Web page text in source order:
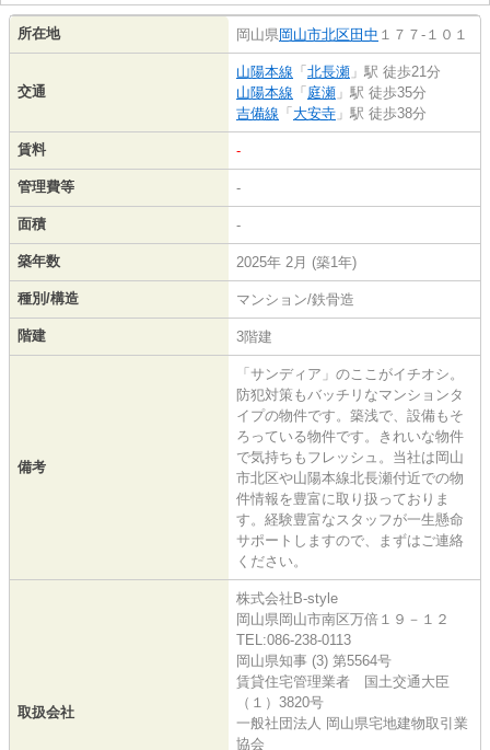
所在地 岡山県岡山市北区田中 １７７-１０１
交通
山陽本線 「 北長瀬 」駅 徒歩21分
山陽本線 「 庭瀬 」駅 徒歩35分
吉備線 「 大安寺 」駅 徒歩38分
賃料 -
管理費等 -
面積 -
築年数 2025年 2月 (築1年)
種別/構造 マンション/鉄骨造
階建 3階建
備考
「サンディア」のここがイチオシ。
防犯対策もバッチリなマンションタ
イプの物件です。築浅で、設備もそ
ろっている物件です。きれいな物件
で気持ちもフレッシュ。当社は岡山
市北区や山陽本線北長瀬付近での物
件情報を豊富に取り扱っておりま
す。経験豊富なスタッフが一生懸命
サポートしますので、まずはご連絡
ください。
取扱会社
株式会社B-style
岡山県岡山市南区万倍１９－１２
TEL:086-238-0113
岡山県知事 (3) 第5564号
賃貸住宅管理業者 国土交通大臣
（１）3820号
一般社団法人 岡山県宅地建物取引業
協会